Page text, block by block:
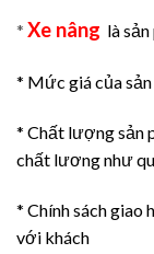
* Xe nâng là
* Mức giá của
* Chất lượng sản
chất lương như
* Chính sách giao
với khách